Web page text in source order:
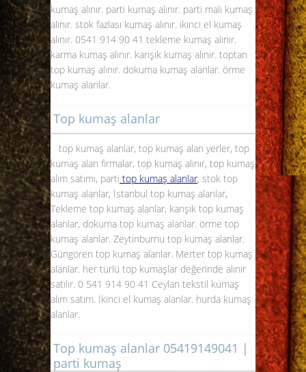
kumaş alınır. parti kumaş alınır. parti malı kumaş
alınır. stok fazlası kumaş alınır. ikinci el kumaş
alınır. 0541 914 90 41 tekleme kumaş alınır.
karma kumaş alınır. karışık kumaş alınır. toptan
top kumaş alınır. dokuma kumaş alanlar. örme
kumaş alanlar.
Top kumaş alanlar
top kumaş alanlar, top kumaş alan yerler, top
kumaş alan firmalar, top kumaş alınır, top kumaş
alım satımı, parti top kumaş alanlar, stok top
kumaş alanlar, İstanbul top kumaş alanlar,
Tekleme top kumaş alanlar, karışık top kumaş
alanlar, dokuma top kumaş alanlar. örme top
kumaş alanlar. Zeytinburnu top kumaş alanlar.
Güngören top kumaş alanlar. Merter top kumaş
alanlar. her türlü top kumaşlar değerinde alınır
satılır. 0 541 914 90 41 Ceylan tekstil kumaş
alım satım. İkinci el kumaş alanlar. hurda kumaş
alanlar.
Top kumaş alanlar 05419149041 |
parti kumaş